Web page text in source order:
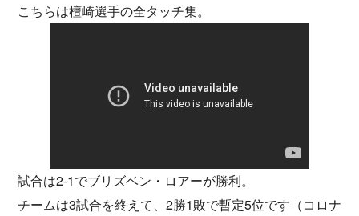
こちらは檀崎選手の全タッチ集。
試合は2-1でブリズベン・ロアーが勝利。
チームは3試合を終えて、2勝1敗で暫定5位です（コロナ